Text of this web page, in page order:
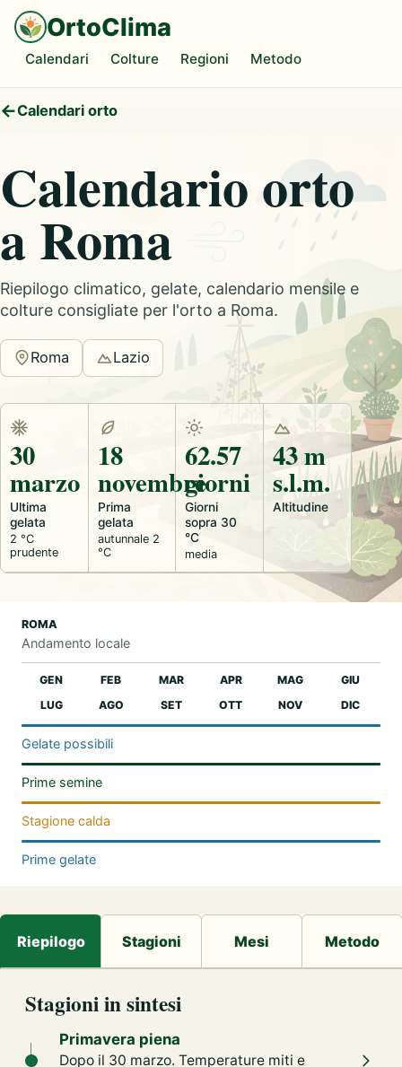
OrtoClima
Calendari Colture Regioni Metodo
Calendari orto
Calendario orto
a Roma
Riepilogo climatico, gelate, calendario mensile e
colture consigliate per l'orto a Roma.
Roma Lazio
Ultima
gelata
30
marzo
2 °C
prudente
Prima
gelata
18
novembre
autunnale 2
°C
Giorni
sopra 30
°C
62.57
giorni
media
Altitudine
43 m
s.l.m.
ROMA
Andamento locale
GEN FEB MAR APR MAG
GIU
LUG
AGO SET OTT NOV DIC
Gelate possibili
Prime semine
Stagione calda
Prime gelate
Stagioni in sintesi
Primavera piena
Dopo il 30 marzo. Temperature miti e